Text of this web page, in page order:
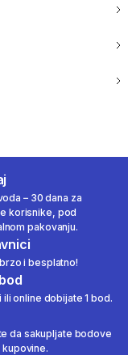
– 30 dana za
korisnike, pod
pakovanju.
i besplatno!
online dobijate 1 bod.
da sakupljate bodove